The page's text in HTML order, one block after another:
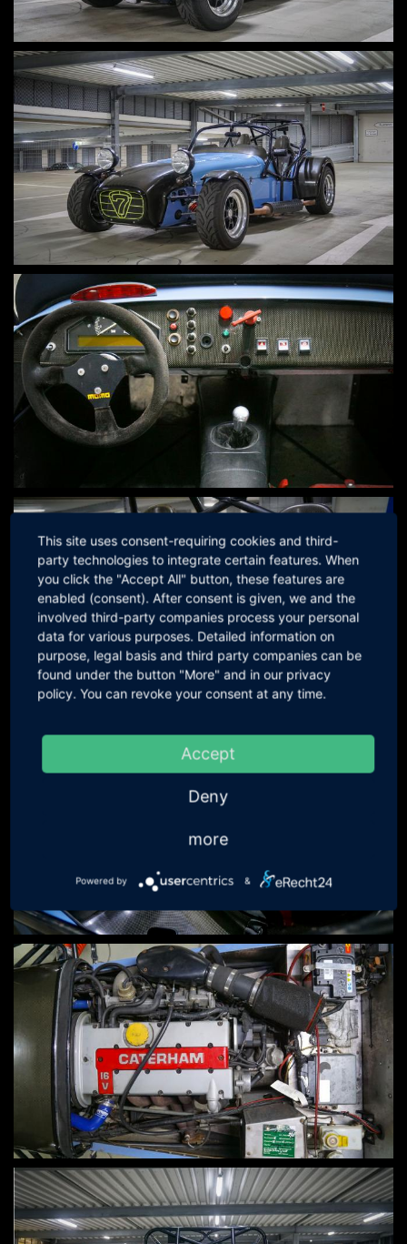
This site uses consent-requiring cookies and third-
party technologies to integrate certain features. When
you click the "Accept All" button, these features are
enabled (consent). After consent is given, we and the
involved third-party companies process your personal
data for various purposes. Detailed information on
purpose, legal basis and third party companies can be
found under the button "More" and in our privacy
policy. You can revoke your consent at any time.
Accept
Deny
more
Powered by &